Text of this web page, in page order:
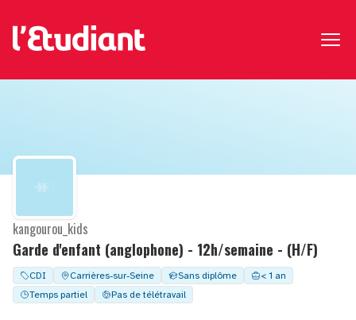
Garde d'enfant (anglophone) - 12h/semaine - (H/F)
kangourou_kids
CDI Carrières-sur-Seine Sans diplôme
< 1 an
Temps partiel
Pas de télétravail